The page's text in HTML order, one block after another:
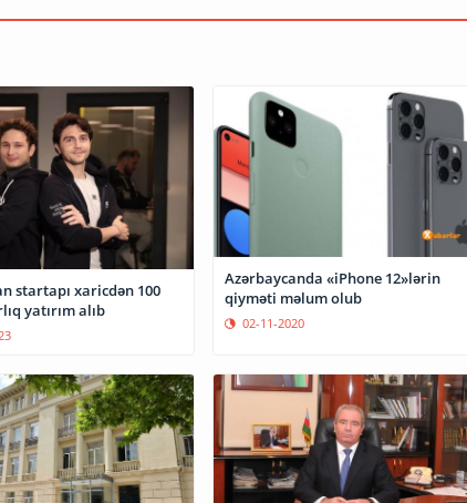
startapı xaricdən 100
yatırım alıb
Azərbaycanda «iPhone 12»lərin
qiyməti məlum olub
02-11-2020